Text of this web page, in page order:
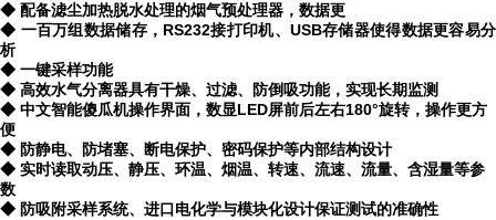
◆ 配备滤尘加热脱水处理的烟气预处理器，数据更
◆ 一百万组数据储存，RS232接打印机、USB存储器使得数据更容易分
析
◆ 一键采样功能
◆ 高效水气分离器具有干燥、过滤、防倒吸功能，实现长期监测
◆ 中文智能傻瓜机操作界面，数显LED屏前后左右180°旋转，操作更方
便
◆ 防静电、防堵塞、断电保护、密码保护等内部结构设计
◆ 实时读取动压、静压、环温、烟温、转速、流速、流量、含湿量等参
数
◆ 防吸附采样系统、进口电化学与模块化设计保证测试的准确性